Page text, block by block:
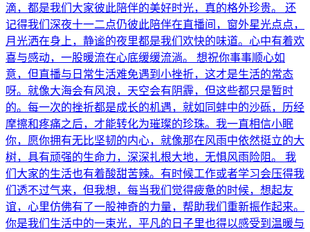
滴，都是我们大家彼此陪伴的美好时光，真的格外珍贵。 还
记得我们深夜十一二点仍彼此陪伴在直播间，窗外星光点点，
月光洒在身上，静谧的夜里都是我们欢快的味道。心中有着欢
喜与感动，一股暖流在心底缓缓流淌。 想祝你事事顺心如
意，但直播与日常生活难免遇到小挫折，这才是生活的常态
呀。就像大海会有风浪，天空会有阴霾，但这些都只是暂时
的。每一次的挫折都是成长的机遇，就如同蚌中的沙砾，历经
摩擦和疼痛之后，才能转化为璀璨的珍珠。我一直相信小眠
你，愿你拥有无比坚韧的内心，就像那在风雨中依然挺立的大
树，具有顽强的生命力，深深扎根大地，无惧风雨险阻。 我
们大家的生活也有着酸甜苦辣。有时候工作或者学习会压得我
们透不过气来，但我想，每当我们觉得疲惫的时候，想起友
谊，心里仿佛有了一股神奇的力量，帮助我们重新振作起来。
你是我们生活中的一束光，平凡的日子里也得以感受到温暖与